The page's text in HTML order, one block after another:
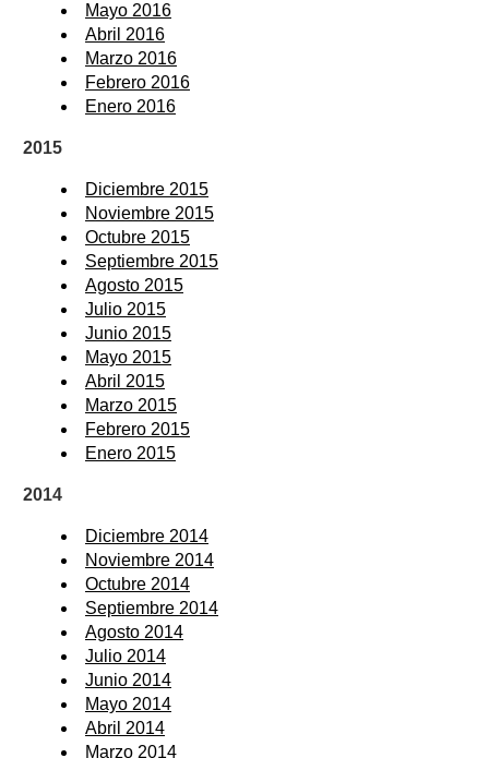
Mayo 2016
Abril 2016
Marzo 2016
Febrero 2016
Enero 2016
2015
Diciembre 2015
Noviembre 2015
Octubre 2015
Septiembre 2015
Agosto 2015
Julio 2015
Junio 2015
Mayo 2015
Abril 2015
Marzo 2015
Febrero 2015
Enero 2015
2014
Diciembre 2014
Noviembre 2014
Octubre 2014
Septiembre 2014
Agosto 2014
Julio 2014
Junio 2014
Mayo 2014
Abril 2014
Marzo 2014